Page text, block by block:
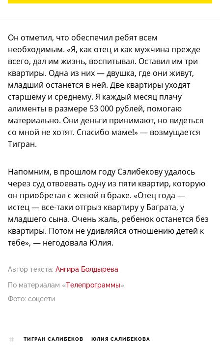
Он отметил, что обеспечил ребят всем
необходимым. «Я, как отец и как мужчина прежде
всего, дал им жизнь, воспитывал. Оставил им три
квартиры. Одна из них — двушка, где они живут,
младший останется в ней. Две квартиры уходят
старшему и среднему. Я каждый месяц плачу
алименты в размере 53 000 рублей, помогаю
материально. Они деньги принимают, но видеться
со мной не хотят. Спасибо маме!» — возмущается
Тигран.
Напомним, в прошлом году Салибекову удалось
через суд отвоевать одну из пяти квартир, которую
он приобретал с женой в браке. «Отец года —
истец — все-таки отгрыз квартиру у Баграта, у
младшего сына. Очень жаль, ребенок останется без
квартиры. Потом не удивляйся отношению детей к
тебе», — негодовала Юлия.
Автор текста: Ангира Болдырева
По материалам «Телепрограммы».
Фото: соцсети
ТИГРАН САЛИБЕКОВ ЮЛИЯ САЛИБЕКОВА